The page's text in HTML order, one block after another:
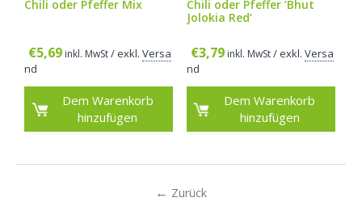
Chili oder Pfeffer Mix
€5,69 inkl. MwSt/ exkl. Versa
nd
Dem Warenkorb
hinzufügen
Chili oder Pfeffer ’Bhut
Jolokia Red‘
€3,79 inkl. MwSt / exkl. Versa
nd
Dem Warenkorb
hinzufügen
Zurück